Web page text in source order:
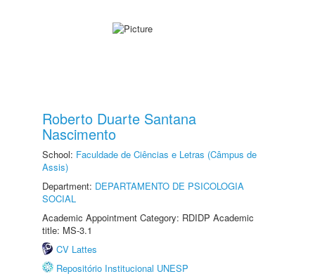
Roberto Duarte Santana
Nascimento
School: Faculdade de Ciências e Letras (Câmpus de
Assis)
Department: DEPARTAMENTO DE PSICOLOGIA
SOCIAL
Academic Appointment Category: RDIDP Academic
title: MS-3.1
CV Lattes
Repositório Institucional UNESP